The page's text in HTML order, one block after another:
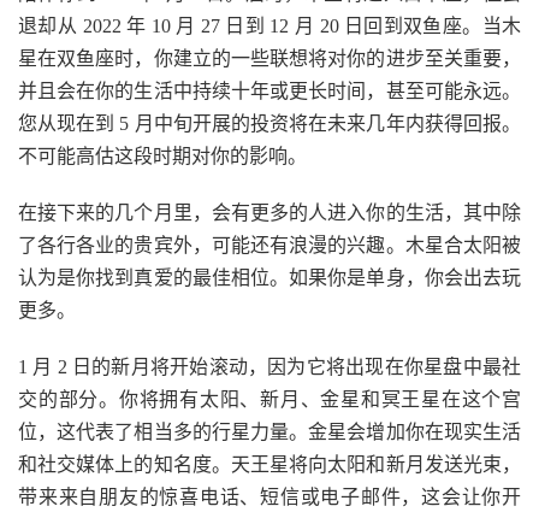
退却从 2022 年 10 月 27 日到 12 月 20 日回到双鱼座。当木
星在双鱼座时，你建立的一些联想将对你的进步至关重要，
并且会在你的生活中持续十年或更长时间，甚至可能永远。
您从现在到 5 月中旬开展的投资将在未来几年内获得回报。
不可能高估这段时期对你的影响。
在接下来的几个月里，会有更多的人进入你的生活，其中除
了各行各业的贵宾外，可能还有浪漫的兴趣。木星合太阳被
认为是你找到真爱的最佳相位。如果你是单身，你会出去玩
更多。
1 月 2 日的新月将开始滚动，因为它将出现在你星盘中最社
交的部分。你将拥有太阳、新月、金星和冥王星在这个宫
位，这代表了相当多的行星力量。金星会增加你在现实生活
和社交媒体上的知名度。天王星将向太阳和新月发送光束，
带来来自朋友的惊喜电话、短信或电子邮件，这会让你开